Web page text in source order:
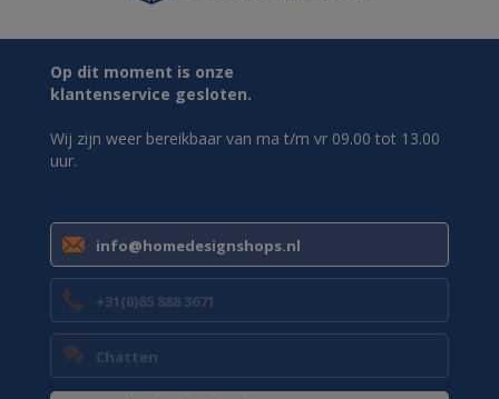
Op dit moment is onze
klantenservice gesloten.
Wij zijn weer bereikbaar van ma t/m vr 09.00 tot 13.00
uur.
info@homedesignshops.nl
+31(0)85 888 3671
Chatten